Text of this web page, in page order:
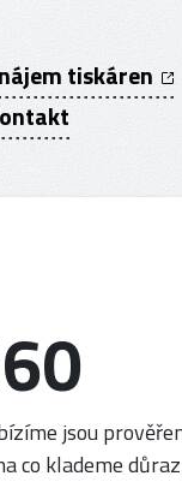
tiskáren
jsou
co klademe